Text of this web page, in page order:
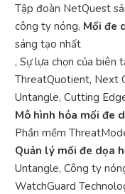
Tập đoàn NetQuest
công ty nóng, Mối đe
sáng tạo nhất
, Sự lựa chọn của biên
ThreatQuotient, Next
Untangle, Cutting
Mô hình hóa mối đe
Phần mềm
Quản lý mối đe dọa
Untangle, Công ty
WatchGuard